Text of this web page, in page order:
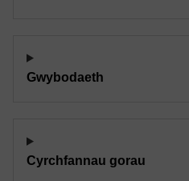
Gwybodaeth
Cyrchfannau gorau